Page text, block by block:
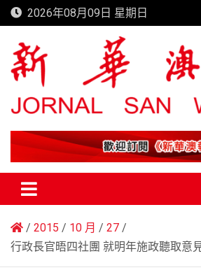
Skip
to
content
2026年08月09日 星期日
新華澳報
2015 10 月
27
行政長官晤四社團 就明年施政聽取意